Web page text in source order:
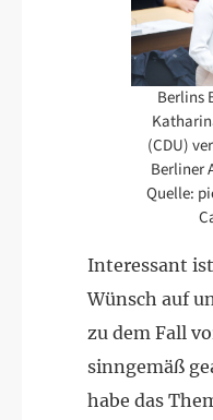
Berlins
(CDU)
Berliner
Quelle:
Interessant
Wünsch auf
zu dem Fall
sinngemäß
habe das